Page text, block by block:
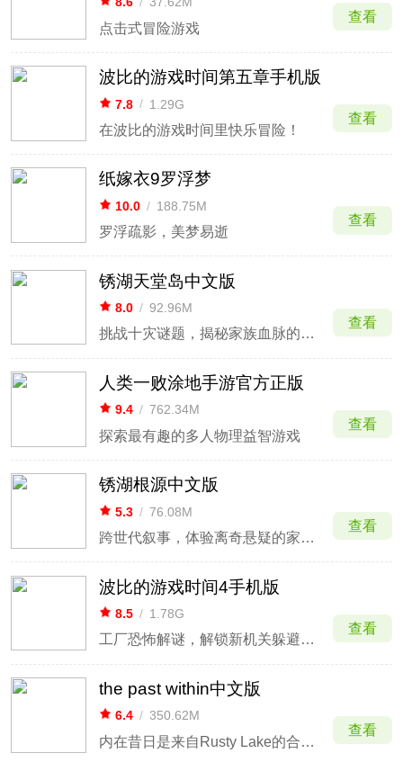
点击式冒险游戏
查看
波比的游戏时间第五章手机版
7.8 / 1.29G
在波比的游戏时间里快乐冒险！
查看
纸嫁衣9罗浮梦
10.0 / 188.75M
罗浮疏影，美梦易逝
查看
锈湖天堂岛中文版
8.0 / 92.96M
挑战十灾谜题，揭秘家族血脉的诅咒。
查看
人类一败涂地手游官方正版
9.4 / 762.34M
探索最有趣的多人物理益智游戏
查看
锈湖根源中文版
5.3 / 76.08M
跨世代叙事，体验离奇悬疑的家族故事。
查看
波比的游戏时间4手机版
8.5 / 1.78G
工厂恐怖解谜，解锁新机关躲避波比追逐。
查看
the past within中文版
6.4 / 350.62M
内在昔日是来自Rusty Lake的合作体验
查看